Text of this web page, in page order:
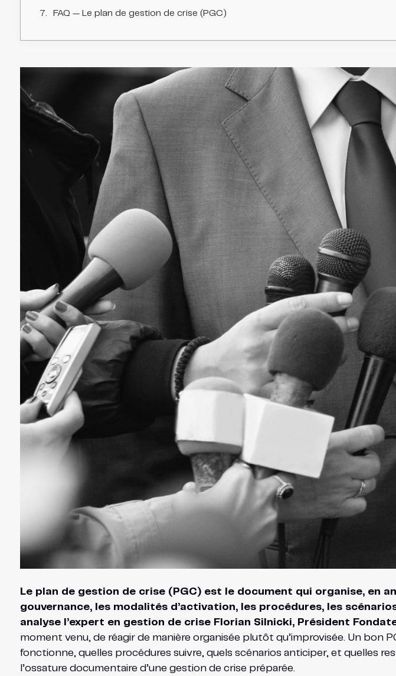
FAQ — Le plan de gestion de crise (PGC)
Le plan de gestion de crise (PGC) est le document qui organise, en
gouvernance, les modalités d’activation, les procédures, les
analyse l’expert en gestion de crise Florian Silnicki, Président
moment venu, de réagir de manière organisée plutôt qu’improvisée. Un bon
fonctionne, quelles procédures suivre, quels scénarios anticiper, et quelles
l’ossature documentaire d’une gestion de crise préparée.